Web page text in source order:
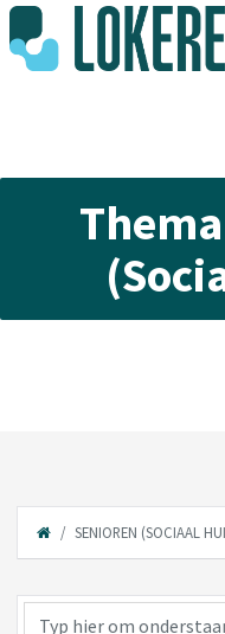
SENIOREN (SOCIAAL